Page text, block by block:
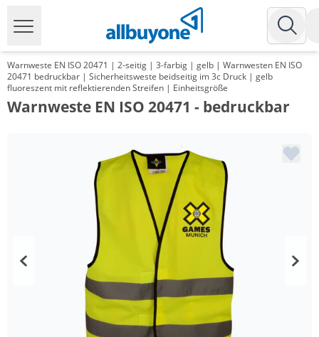
Warnweste EN ISO 20471 | 2-seitig | 3-farbig | gelb | Warnwesten EN ISO
20471 bedruckbar | Sicherheitsweste beidseitig im 3c Druck | gelb
fluoreszent mit reflektierenden Streifen | Einheitsgröße
Warnweste EN ISO 20471 - bedruckbar
ab 100 Stück 10,99 €*
ab 200 Stück 10,69 €